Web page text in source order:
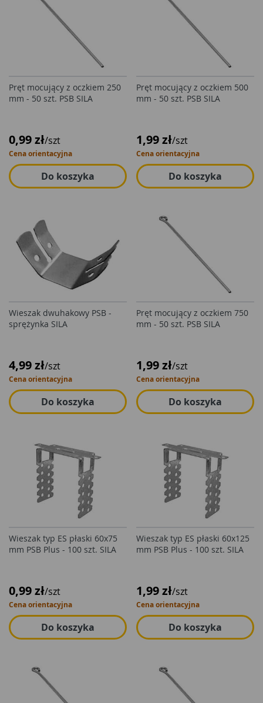
Pręt mocujący z oczkiem 250
mm - 50 szt. PSB SILA
0,99 zł/szt
Cena orientacyjna
Do koszyka
Pręt mocujący z oczkiem 500
mm - 50 szt. PSB SILA
1,99 zł/szt
Cena orientacyjna
Do koszyka
Wieszak dwuhakowy PSB -
sprężynka SILA
4,99 zł/szt
Cena orientacyjna
Do koszyka
Pręt mocujący z oczkiem 750
mm - 50 szt. PSB SILA
1,99 zł/szt
Cena orientacyjna
Do koszyka
Wieszak typ ES płaski 60x75
mm PSB Plus - 100 szt. SILA
0,99 zł/szt
Cena orientacyjna
Do koszyka
Wieszak typ ES płaski 60x125
mm PSB Plus - 100 szt. SILA
1,99 zł/szt
Cena orientacyjna
Do koszyka